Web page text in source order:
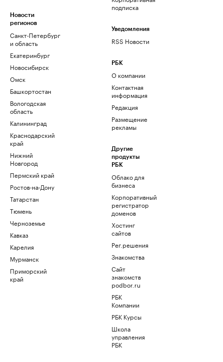
Новости
регионов
Санкт-Петербург
и область
Екатеринбург
Новосибирск
Омск
Башкортостан
Вологодская
область
Калининград
Краснодарский
край
Нижний
Новгород
Пермский край
Ростов-на-Дону
Татарстан
Тюмень
Черноземье
Кавказ
Карелия
Мурманск
Приморский
край
подписка
Уведомления
RSS Новости
РБК
О компании
Контактная
информация
Редакция
Размещение
рекламы
Другие
продукты
РБК
Облако для
бизнеса
Корпоративный
регистратор
доменов
Хостинг
сайтов
Рег.решения
Знакомства
Сайт
знакомств
podbor.ru
РБК
Компании
РБК Курсы
Школа
управления
РБК